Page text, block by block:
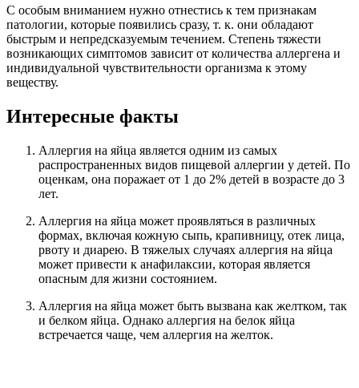
С особым вниманием нужно отнестись к тем признакам
патологии, которые появились сразу, т. к. они обладают
быстрым и непредсказуемым течением. Степень тяжести
возникающих симптомов зависит от количества аллергена и
индивидуальной чувствительности организма к этому
веществу.
Интересные факты
Аллергия на яйца является одним из самых
распространенных видов пищевой аллергии у детей. По
оценкам, она поражает от 1 до 2% детей в возрасте до 3
лет.
Аллергия на яйца может проявляться в различных
формах, включая кожную сыпь, крапивницу, отек лица,
рвоту и диарею. В тяжелых случаях аллергия на яйца
может привести к анафилаксии, которая является
опасным для жизни состоянием.
Аллергия на яйца может быть вызвана как желтком, так
и белком яйца. Однако аллергия на белок яйца
встречается чаще, чем аллергия на желток.